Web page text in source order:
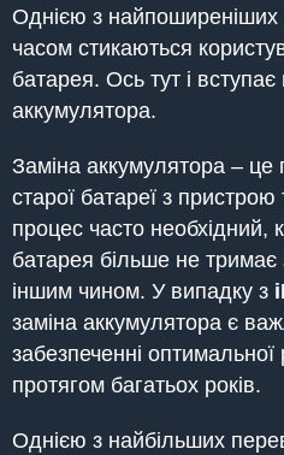
Однією з
часом стикаються
батарея. Ось тут і вступає
аккумулятора.
Заміна аккумулятора –
старої батареї з
процес часто необхідний,
батарея більше не
іншим чином. У випадку з
заміна аккумулятора є
забезпеченні
протягом багатьох років.
Однією з найбільших